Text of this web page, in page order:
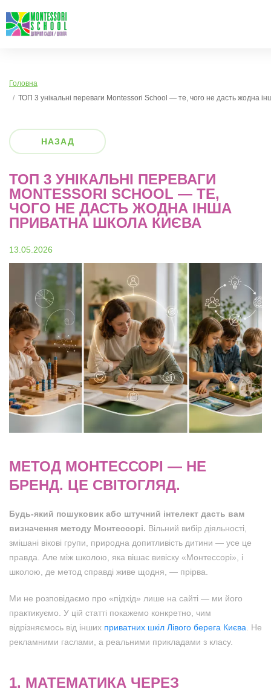
Головна
ТОП 3 унікальні переваги Montessori School — те, чого не дасть жодна
НАЗАД
ТОП 3 УНІКАЛЬНІ ПЕРЕВАГИ
MONTESSORI SCHOOL — ТЕ,
ЧОГО НЕ ДАСТЬ ЖОДНА ІНША
ПРИВАТНА ШКОЛА КИЄВА
13.05.2026
МЕТОД МОНТЕССОРІ — НЕ
БРЕНД. ЦЕ СВІТОГЛЯД.
Будь-який пошуковик або штучний інтелект дасть вам
визначення методу Монтессорі. Вільний вибір діяльності,
змішані вікові групи, природна допитливість дитини — усе це
правда. Але між школою, яка вішає вивіску «Монтессорі», і
школою, де метод справді живе щодня, — прірва.
Ми не розповідаємо про «підхід» лише на сайті — ми його
практикуємо. У цій статті покажемо конкретно, чим
відрізняємось від інших приватних шкіл Лівого берега Києва . Не
рекламними гаслами, а реальними прикладами з класу.
1. МАТЕМАТИКА ЧЕРЕЗ